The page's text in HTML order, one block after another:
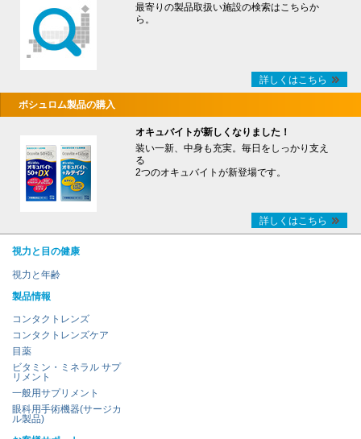
最寄りの製品取扱い施設の検索はこちらか
ら。
詳しくはこちら
ボシュロム製品の購入
オキュバイトが新しくなりました！
装い一新、中身も充実。毎日をしっかり支え
る
2つのオキュバイトが新登場です。
詳しくはこちら
視力と目の健康
視力と年齢
製品情報
コンタクトレンズ
コンタクトレンズケア
目薬
ビタミン・ミネラル サプ
リメント
一般用サプリメント
眼科用手術機器(サージカ
ル製品)